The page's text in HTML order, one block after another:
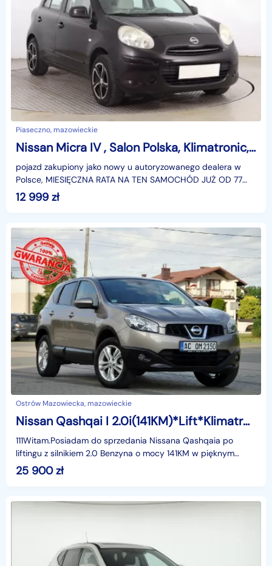
Piaseczno, mazowieckie
Nissan Micra IV , Salon Polska, Klimatronic, Tempomat ,Bezkolizyjny,
pojazd zakupiony jako nowy u autoryzowanego dealera w
Polsce, MIESIĘCZNA RATA NA TEN SAMOCHÓD JUŻ OD 77
PLN*Podana w ogłoszeniu lokalizacja pojazdu jest aktual
12 999 zł
Ostrów Mazowiecka, mazowieckie
Nissan Qashqai I 2.0i(141KM)*Lift*Klimatronik*Welur*Parktronik*I Właściciel*Alu17"ASO
111Witam.Posiadam do sprzedania Nissana Qashqaia po
liftingu z silnikiem 2.0 Benzyna o mocy 141KM w pięknym
kolorze , w bogatej wersji wyposażenia i z rewelacyj
25 900zł